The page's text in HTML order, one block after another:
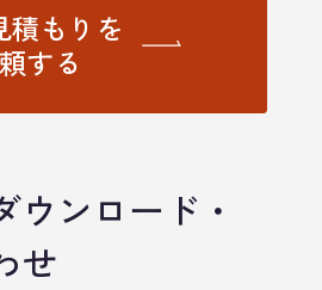
積もりを
する
ウンロード・
せ